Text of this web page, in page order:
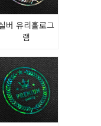
버 유리홀로그
램